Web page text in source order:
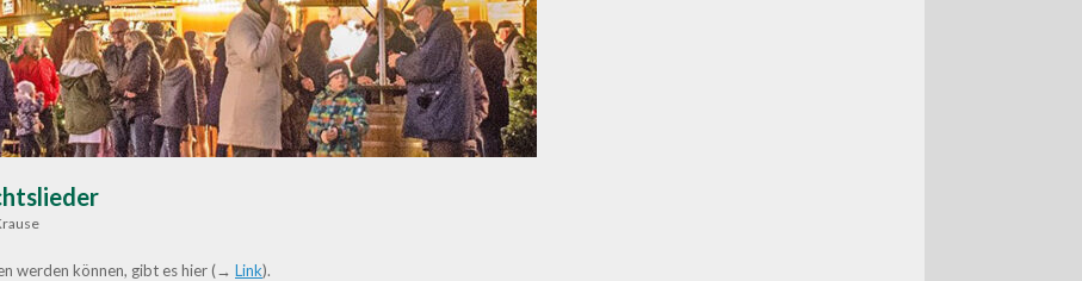
werden können, gibt es hier (→ Link).